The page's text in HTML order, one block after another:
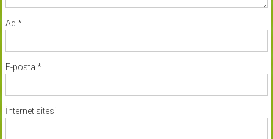
Ad *
E-posta *
İnternet sitesi